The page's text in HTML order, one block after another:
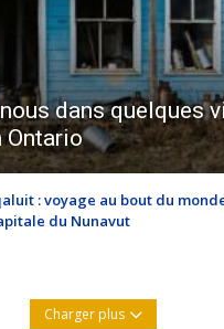
dans quelques
Ontario
: voyage au bout du
du Nunavut
Charger plus